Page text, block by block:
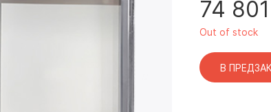
74 801
Out of stock
В